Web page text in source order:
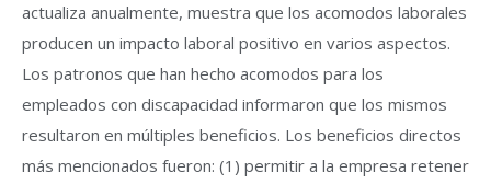
actualiza anualmente, muestra que los acomodos laborales
producen un impacto laboral positivo en varios aspectos.
Los patronos que han hecho acomodos para los
empleados con discapacidad informaron que los mismos
resultaron en múltiples beneficios. Los beneficios directos
más mencionados fueron: (1) permitir a la empresa retener